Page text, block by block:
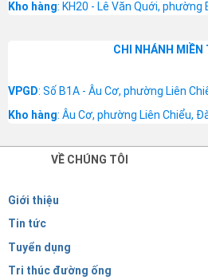
Kho hàng: KH20 - Lê Văn Quới, phường
CHI NHÁNH MIỀN
VPGD: Số B1A - Âu Cơ, phường Liên
Kho hàng: Âu Cơ, phường Liên Chiểu,
VỀ CHÚNG TÔI
Giới thiệu
Tin tức
Tuyển dụng
Tri thúc đường ống